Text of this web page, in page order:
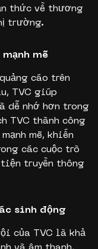
thức về thương
trường.
mẽ
cáo trên
TVC giúp
dễ nhớ hơn trong
TVC thành công
mẽ, khiến
các cuộc trò
tiện truyền thông
sinh động
của TVC là khả